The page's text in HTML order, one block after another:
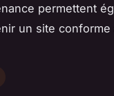
permettent
un site conforme